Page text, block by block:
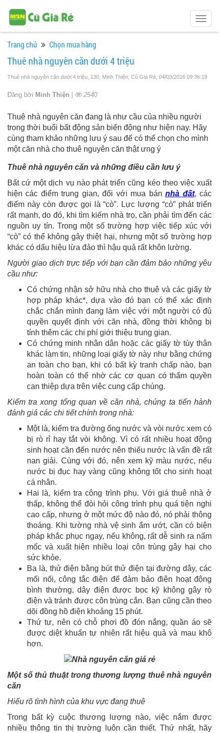
Trang chủ Chọn mua hàng
Thuê nhà nguyên căn dưới 4 triệu
Thuê nhà nguyên căn dưới 4 triệu, 130, Minh Thiện, Cũ Giá Rẻ , 04/03/2016 09:36:19
Đăng bởi Minh Thiện | 2540
Thuê nhà nguyên căn đang là như cầu của nhiều người
trong thời buổi bất động sản biến động như hiện nay. Hãy
cùng tham khảo những lưu ý sau để có thể chọn cho mình
một căn nhà cho thuê nguyên căn thật ưng ý
Thuê nhà nguyên căn và những điều cần lưu ý
Bất cứ một dịch vụ nào phát triển cũng kéo theo việc xuất
hiện các điểm trung gian, đối với mua bánnhà đất, các
điểm này còn được gọi là “cò”. Lực lượng “cò” phát triển
rất mạnh, do đó, khi tìm kiếm nhà trọ, cần phải tìm đến các
nguồn uy tín. Trong một số trường hợp việc tiếp xúc với
“cò” có thể không gây thiệt hại, nhưng một số trường hợp
khác có dấu hiệu lừa đảo thì hậu quả rất khôn lường.
Người giao dịch trực tiếp với bạn cần đảm bảo những yêu
cầu như:
Có chứng nhận sở hữu nhà cho thuê và các giấy tờ
hợp pháp khác*, dựa vào đó bạn có thể xác định
chắc chắn mình đang làm việc với một người có đủ
quyền quyết định với căn nhà, đồng thời không bị
tính thêm các chi phí giới thiệu trung gian.
Có chứng minh nhân dân hoặc các giấy tờ tùy thân
khác làm tin, những loại giấy tờ này như bằng chứng
an toàn cho bạn, khi có bất kỳ tranh chấp nào, bạn
hoàn toàn có thể nhờ các cơ quan có thẩm quyền
can thiệp dựa trên việc cung cấp chúng.
Kiểm tra xong tổng quan về căn nhà, chúng ta tiến hành
đánh giá các chi tiết chính trong nhà:
Một là, kiểm tra đường ống nước và vòi nước xem có
bị rò rỉ hay tắt vòi không. Vì có rất nhiều hoạt động
sinh hoạt cần đến nước nên thiếu nước là vấn đề rất
nan giải. Cùng với đó, nên xem kỹ màu nước, nếu
nước bị đục hay vàng cũng không tốt cho sinh hoạt
cá nhân.
Hai là, kiểm tra công trình phụ. Với giá thuê nhà ở
thấp, không thể đòi hỏi công trình phụ quá tiện nghi
cao cấp, nhưng ở một mức độ nào đó, nó phải thông
thoáng. Khi tường nhà vệ sinh ẩm ướt, cần có biện
pháp khắc phục ngay, nếu không, rất dễ sinh ra nấm
mốc và xuất hiện nhiều loại côn trùng gây hại cho
sức khỏe.
Ba là, thử điện bằng bút thử điện tại đường dây, các
mối nối, công tắc điện để đảm bảo điện hoạt động
bình thường, dây điện được bọc kỹ không gây rò
điện và tránh được côn trùng cắn. Bạn cũng cần theo
dõi đồng hồ điện khoảng 15 phút.
Thứ tư, nên có chỗ phơi đồ đón nắng, quần áo sẽ
được diệt khuẩn tự nhiên rất hiệu quả và mau khô
hơn.
Một số thủ thuật trong thương lượng thuê nhà nguyên
căn
Hiểu rõ tình hình của khu vực đang thuê
Trong bất kỳ cuộc thương lượng nào, việc nắm được
nhiều thông tin thị trường luôn cần thiết. Thứ nhất, hãy